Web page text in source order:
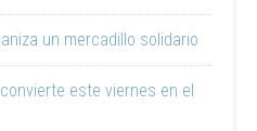
un mercadillo solidario
este viernes en el